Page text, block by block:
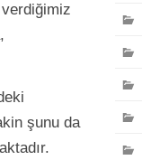
şunu da